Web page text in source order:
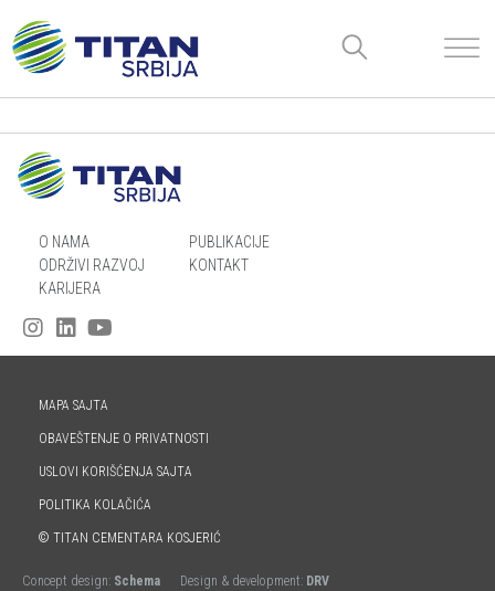
O NAMA
ODRŽIVI RAZVOJ
KARIJERA
PUBLIKACIJE
KONTAKT
MAPA SAJTA
OBAVEŠTENJE O PRIVATNOSTI
USLOVI KORIŠĆENJA SAJTA
POLITIKA KOLAČIĆA
© TITAN CEMENTARA KOSJERIĆ
Concept design: Schema Design & development: DRV